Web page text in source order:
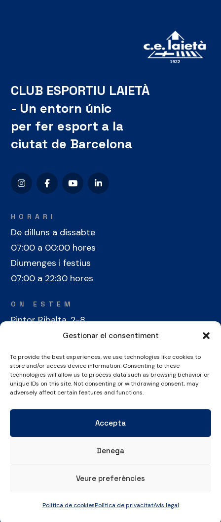
Gestionar el consentiment
To provide the best experiences, we use technologies like cookies to
store and/or access device information. Consenting to these
technologies will allow us to process data such as browsing behavior or
unique IDs on this site. Not consenting or withdrawing consent, may
adversely affect certain features and functions.
Accepta
Denega
Veure preferències
Política de cookiesPolítica de privacitatAvis legal
CLUB ESPORTIU LAIETÀ
- Un entorn únic
per fer esport a la
ciutat de Barcelona
HORARI
De dilluns a dissabte
07:00 a 00:00 hores
Diumenges i festius
07:00 a 22:30 hores
ON ESTEM
Pintor Ribalta, 2-8
08028 Barcelona
CONTACTE
+34 934 486 350
cel@laieta.cat